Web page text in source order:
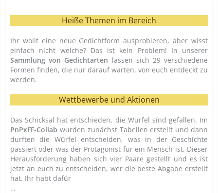
Heiße Themen im Bereich
Ihr wollt eine neue Gedichtform ausprobieren, aber wisst
einfach nicht welche? Das ist kein Problem! In unserer
Sammlung von Gedichtarten lassen sich 29 verschiedene
Formen finden, die nur darauf warten, von euch entdeckt zu
werden.
Wettbewerbe und Aktionen
Das Schicksal hat entschieden, die Würfel sind gefallen. Im
PnPxFF-Collab wurden zunächst Tabellen erstellt und dann
durften die Würfel entscheiden, was in der Geschichte
passiert oder was der Protagonist für ein Mensch ist. Dieser
Herausforderung haben sich vier Paare gestellt und es ist
jetzt an euch zu entscheiden, wer die beste Abgabe erstellt
hat. Ihr habt dafür
…